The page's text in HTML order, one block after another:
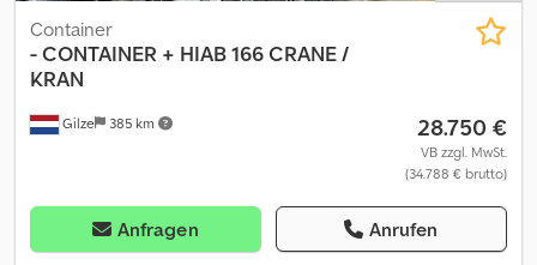
Gilze 385 km
Container
-CONTAINER + HIAB 166 CRANE /
KRAN
28.750 €
VB zzgl. MwSt.
(34.788 € brutto)
Anfragen Anrufen